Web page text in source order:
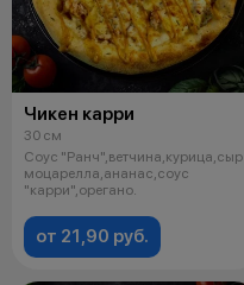
Чикен карри
30 см
Соус "Ранч",ветчина,курица,сыр
моцарелла,ананас,соус
"карри",орегано.
от 21,90 руб.